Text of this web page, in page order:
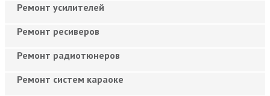
Ремонт усилителей
Ремонт ресиверов
Ремонт радиотюнеров
Ремонт систем караоке